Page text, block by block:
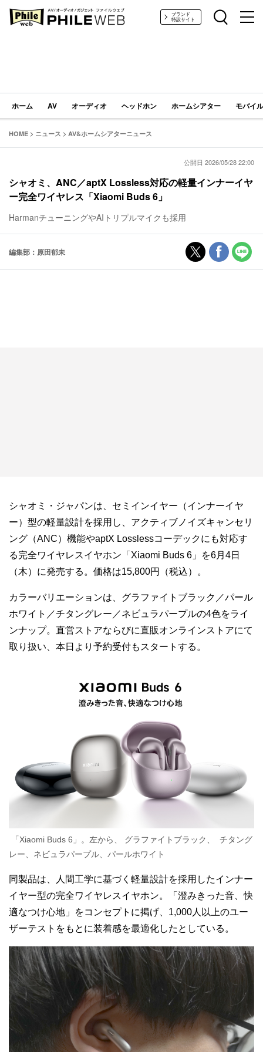
PHILE WEB｜AV/オーディオ/ガジェットブランド
特設サイト
ホーム AV オーディオ ヘッドホン ホームシアター モバイ
HOME > ニュース > AV&ホームシアターニュース
公開日 2026/05/28 22:00
シャオミ、ANC／aptX Lossless対応の軽量インナーイヤ
ー完全ワイヤレス「Xiaomi Buds 6」
HarmanチューニングやAIトリプルマイクも採用
編集部：原田郁未
シャオミ・ジャパンは、セミインイヤー（インナーイヤ
ー）型の軽量設計を採用し、アクティブノイズキャンセリ
ング（ANC）機能やaptX Losslessコーデックにも対応す
る完全ワイヤレスイヤホン「Xiaomi Buds 6」を6月4日
（木）に発売する。価格は15,800円（税込）。
カラーバリエーションは、グラファイトブラック／パール
ホワイト／チタングレー／ネビュラパープルの4色をライ
ンナップ。直営ストアならびに直販オンラインストアにて
取り扱い、本日より予約受付もスタートする。
「Xiaomi Buds 6」。左から、 グラファイトブラック、
チタング
レー、ネビュラパープル、パールホワイト
同製品は、人間工学に基づく軽量設計を採用したインナー
イヤー型の完全ワイヤレスイヤホン。「澄みきった音、快
適なつけ心地」をコンセプトに掲げ、1,000人以上のユー
ザーテストをもとに装着感を最適化したとしている。